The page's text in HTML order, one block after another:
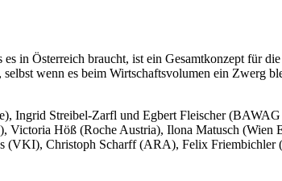
in Österreich braucht, ist ein Gesamtkonzept für
wenn es beim Wirtschaftsvolumen ein Zwerg
Ingrid Streibel-Zarfl und Egbert Fleischer
Victoria Höß (Roche Austria), Ilona Matusch (Wien
(VKI), Christoph Scharff (ARA), Felix Friembichler